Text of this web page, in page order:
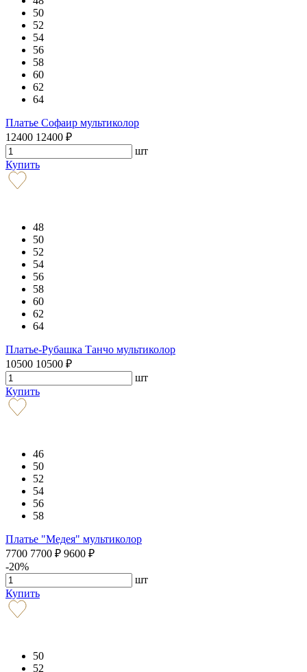
50
52
54
56
58
60
62
64
Платье Софаир мультиколор
12400 12400 ₽
шт
Купить
48
50
52
54
56
58
60
62
64
Платье-Рубашка Танчо мультиколор
10500 10500 ₽
шт
Купить
46
50
52
54
56
58
Платье "Медея" мультиколор
7700 7700 ₽ 9600 ₽
-20%
шт
Купить
50
52